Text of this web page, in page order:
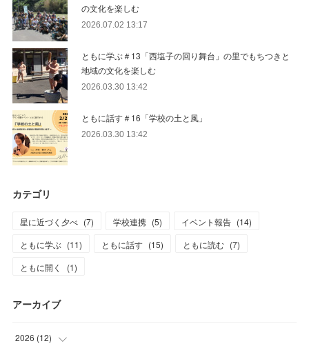
の文化を楽しむ
2026.07.02 13:17
ともに学ぶ＃13「西塩子の回り舞台」の里でもちつきと
地域の文化を楽しむ
2026.03.30 13:42
ともに話す＃16「学校の土と風」
2026.03.30 13:42
カテゴリ
星に近づく夕べ (7) 学校連携 (5) イベント報告 (14)
ともに学ぶ (11) ともに話す (15) ともに読む (7)
ともに開く
(1)
アーカイブ
2026 (12)